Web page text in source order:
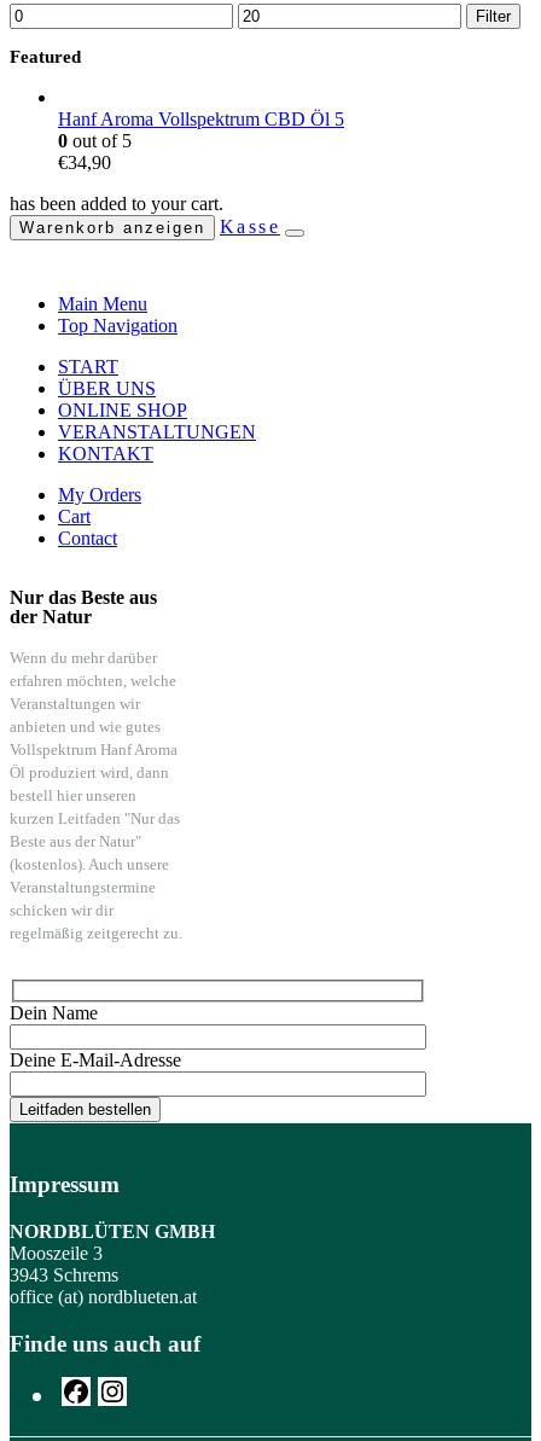
Min.
Preis
Max.
Preis
Filter
Featured
Hanf Aroma Vollspektrum CBD Öl 5
0 out of 5
€34,90
has been added to your cart.
Warenkorb anzeigen Kasse
Main Menu
Top Navigation
START
ÜBER UNS
ONLINE SHOP
VERANSTALTUNGEN
KONTAKT
My Orders
Cart
Contact
Nur das Beste aus
der Natur
Wenn du mehr darüber
erfahren möchten, welche
Veranstaltungen wir
anbieten und wie gutes
Vollspektrum Hanf Aroma
Öl produziert wird, dann
bestell hier unseren
kurzen Leitfaden "Nur das
Beste aus der Natur"
(kostenlos). Auch unsere
Veranstaltungstermine
schicken wir dir
regelmäßig zeitgerecht zu.
Dein Name
Deine E-Mail-Adresse
Impressum
NORDBLÜTEN GMBH
Mooszeile 3
3943 Schrems
office (at) nordblueten.at
Finde uns auch auf
Facebook